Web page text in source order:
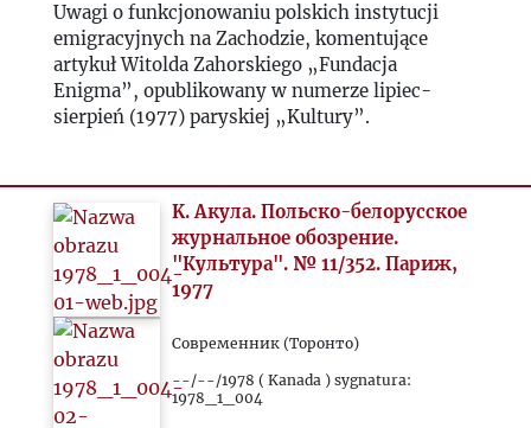
Uwagi o funkcjonowaniu polskich instytucji
emigracyjnych na Zachodzie, komentujące
artykuł Witolda Zahorskiego „Fundacja
Enigma”, opublikowany w numerze lipiec-
sierpień (1977) paryskiej „Kultury”.
K. Aкула. Польско-белорусское
журнальное обозрение.
"Культура". № 11/352. Париж,
1977
Современник (Торонто)
--/--/1978 ( Kanada ) sygnatura:
1978_1_004